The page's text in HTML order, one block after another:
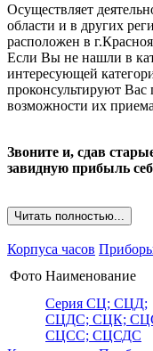
Осуществляет
области и в других
расположен в
Если Вы не нашли в
интересующей
проконсультируют
возможности их
Звоните и, сдав
завидную прибыль
Читать полностью...
Корпуса часов
Фото Наименование
Серия СЦ; СЦД;
СЦДС; СЦК;
СЦСС; СЦСДС